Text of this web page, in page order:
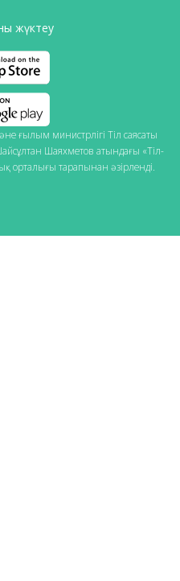
жүктеу
ғылым министрлігі Тіл саясаты
Шаяхметов атындағы «Тіл-
орталығы тарапынан әзірленді.